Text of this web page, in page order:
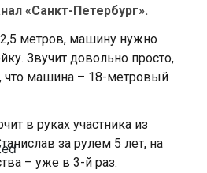
«Санкт-Петербург».
метров, машину нужно
Звучит довольно просто,
что машина – 18-метровый
в руках участника из
за рулем 5 лет, на
– уже в 3-й раз.